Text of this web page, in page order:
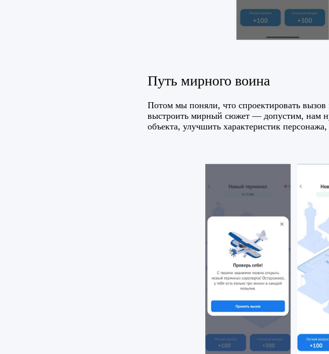
Путь мирного воина
Потом мы поняли, что спроектировать
выстроить мирный сюжет — допустим, нам
объекта, улучшить характеристик